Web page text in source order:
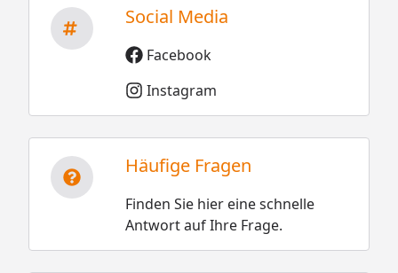
Social Media
Facebook
Instagram
Häufige Fragen
Finden Sie hier eine schnelle
Antwort auf Ihre Frage.